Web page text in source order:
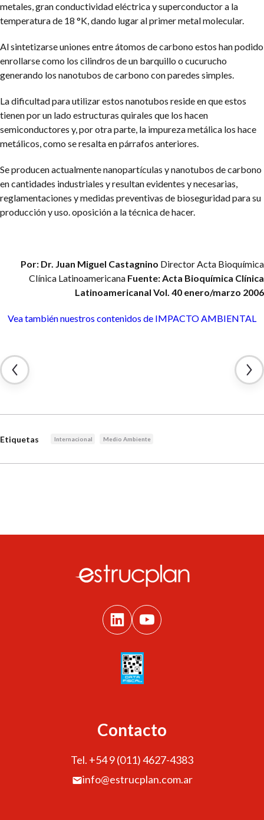
metales, gran conductividad eléctrica y superconductor a la
temperatura de 18 °K, dando lugar al primer metal molecular.
Al sintetizarse uniones entre átomos de carbono estos han podido
enrollarse como los cilindros de un barquillo o cucurucho
generando los nanotubos de carbono con paredes simples.
La dificultad para utilizar estos nanotubos reside en que estos
tienen por un lado estructuras quirales que los hacen
semiconductores y, por otra parte, la impureza metálica los hace
metálicos, como se resalta en párrafos anteriores.
Se producen actualmente nanopartículas y nanotubos de carbono
en cantidades industriales y resultan evidentes y necesarias,
reglamentaciones y medidas preventivas de bioseguridad para su
producción y uso. oposición a la técnica de hacer.
Por: Dr. Juan Miguel Castagnino Director Acta Bioquímica
Clínica Latinoamericana Fuente: Acta Bioquímica Clínica
Latinoamericanal Vol. 40 enero/marzo 2006
Vea también nuestros contenidos de IMPACTO AMBIENTAL
Etiquetas Internacional Medio Ambiente
Contacto
Tel. +54 9 (011) 4627-4383
info@estrucplan.com.ar